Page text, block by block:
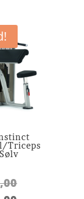
kr. 7.745,00.
kr. 6.500,00.
Triceps
Den